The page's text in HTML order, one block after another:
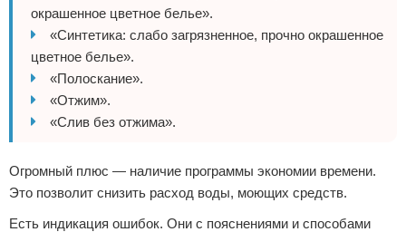
окрашенное цветное белье».
«Синтетика: слабо загрязненное, прочно окрашенное
цветное белье».
«Полоскание».
«Отжим».
«Слив без отжима».
Огромный плюс — наличие программы экономии времени.
Это позволит снизить расход воды, моющих средств.
Есть индикация ошибок. Они с пояснениями и способами